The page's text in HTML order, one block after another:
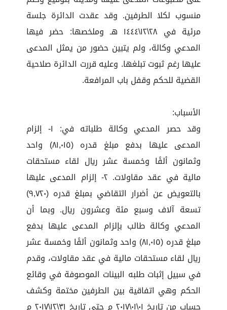
منسوب لكلا الطرفين. وقد عقدت الدائرة جلسة
مرئية في ٢٨\١٢\١٤٤٤ هـ وملخصها: حضر فيها
المدعي وكالة، ولم يتبين حضور من يمثل المدعى
عليها رغم ثبوت تبلغها. وعليه قررت الدائرة صلاحية
القضية للحكم وقفل باب المرافعة.
الأسباب:
وقد حصر المدعي وكالة طلباته في: ١- إلزام
المدعى عليها بدفع مبلغ قدره (٨١,٠١٥) واحد
وثمانون ألفًا وخمسة عشر ريال لقاء مستحقات
مالية في عقد مقاولات. ٢- إلزام المدعى عليها
بالتعويض عن أضرار التقاضي بمبلغ قدره (٩,٧٢٠)
تسعة آلاف وسبع مئة وعشرون ريال. وبما أن
المدعي وكالة طالب بإلزام المدعى عليها بدفع
مبلغ قدره (٨١,٠١٥) واحد وثمانون ألفًا وخمسة عشر
ريال لقاء مستحقات مالية في عقد مقاولات، وقدم
في سبيل إثبات طلبه البينات الموصوفة في وقائع
الحكم وهي اتفاقية بين الطرفين مختمة وكشف
حساب من تاريخ ٠١\٠١\٢٠١٧ م حتى تاريخ ٣١\١٢\٢٠١٧ م